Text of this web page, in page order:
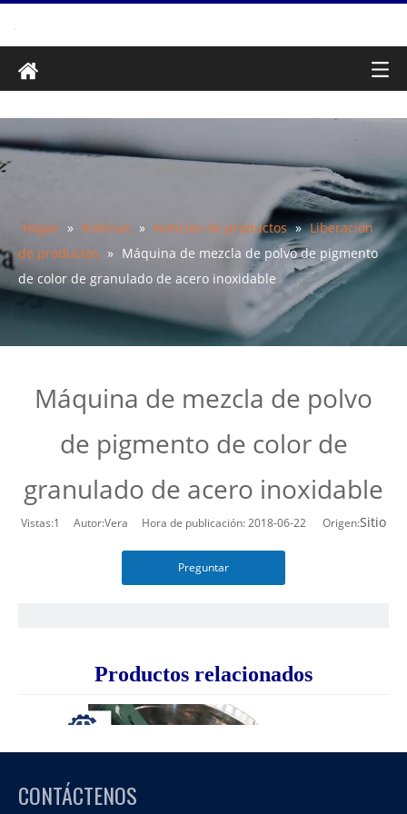
Hogar » Noticias » Noticias de productos » Liberación
de productos » Máquina de mezcla de polvo de pigmento
de color de granulado de acero inoxidable
Máquina de mezcla de polvo
de pigmento de color de
granulado de acero inoxidable
Vistas:1 Autor:Vera Hora de publicación: 2018-06-22 Origen:Sitio
Preguntar
Productos relacionados
CONTÁCTENOS